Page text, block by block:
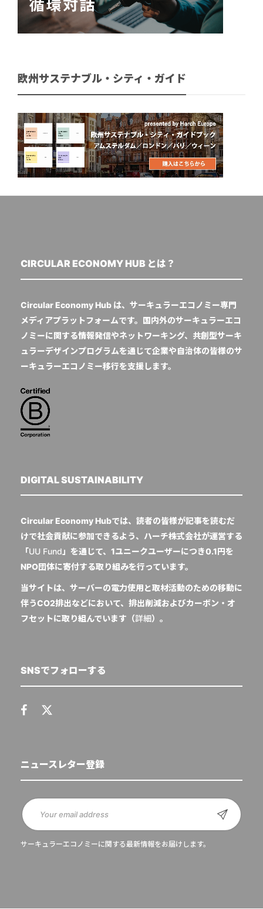
欧州サステナブル・シティ・ガイド
CIRCULAR ECONOMY HUB とは？
Circular Economy Hub は、サーキュラーエコノミー専門
メディアプラットフォームです。国内外のサーキュラーエコ
ノミーに関する情報発信やネットワーキング、共創型サーキ
ュラーデザインプログラムを通じて企業や自治体の皆様のサ
ーキュラーエコノミー移行を支援します。
DIGITAL SUSTAINABILITY
Circular Economy Hubでは、読者の皆様が記事を読むだ
けで社会貢献に参加できるよう、ハーチ株式会社が運営する
「UU Fund 」を通じて、1ユニークユーザーにつき0.1円を
NPO団体に寄付する取り組みを行っています。
当サイトは、サーバーの電力使用と取材活動のための移動に
伴うCO2排出などにおいて、排出削減およびカーボン・オ
フセットに取り組んでいます（詳細）。
SNSでフォローする
ニュースレター登録
サーキュラーエコノミーに関する最新情報をお届けします。